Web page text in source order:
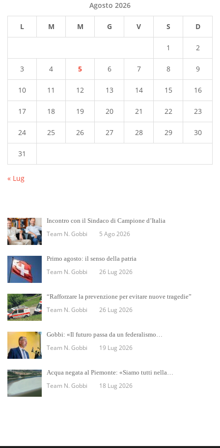
Agosto 2026
L M M G V S D
1 2
3 4 5 6 7 8 9
10 11 12 13 14 15 16
17 18 19 20 21 22 23
24 25 26 27 28 29 30
31
« Lug
Incontro con il Sindaco di Campione d’Italia
Team N. Gobbi 5 Ago 2026
Primo agosto: il senso della patria
Team N. Gobbi 26 Lug 2026
“Rafforzare la prevenzione per evitare nuove tragedie”
Team N. Gobbi 26 Lug 2026
Gobbi: «Il futuro passa da un federalismo…
Team N. Gobbi 19 Lug 2026
Acqua negata al Piemonte: «Siamo tutti nella…
Team N. Gobbi 18 Lug 2026